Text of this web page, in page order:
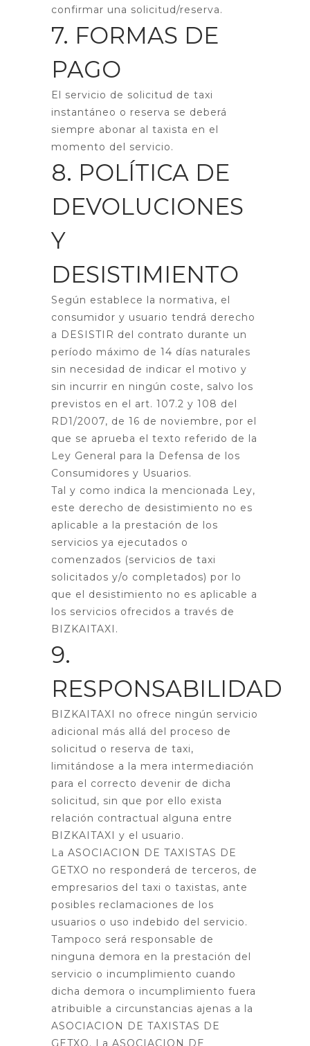
confirmar una solicitud/reserva.
7. FORMAS DE
PAGO
El servicio de solicitud de taxi
instantáneo o reserva se deberá
siempre abonar al taxista en el
momento del servicio.
8. POLÍTICA DE
DEVOLUCIONES
Y
DESISTIMIENTO
Según establece la normativa, el
consumidor y usuario tendrá derecho
a DESISTIR del contrato durante un
período máximo de 14 días naturales
sin necesidad de indicar el motivo y
sin incurrir en ningún coste, salvo los
previstos en el art. 107.2 y 108 del
RD1/2007, de 16 de noviembre, por el
que se aprueba el texto referido de la
Ley General para la Defensa de los
Consumidores y Usuarios.
Tal y como indica la mencionada Ley,
este derecho de desistimiento no es
aplicable a la prestación de los
servicios ya ejecutados o
comenzados (servicios de taxi
solicitados y/o completados) por lo
que el desistimiento no es aplicable a
los servicios ofrecidos a través de
BIZKAITAXI.
9.
RESPONSABILIDAD
BIZKAITAXI no ofrece ningún servicio
adicional más allá del proceso de
solicitud o reserva de taxi,
limitándose a la mera intermediación
para el correcto devenir de dicha
solicitud, sin que por ello exista
relación contractual alguna entre
BIZKAITAXI y el usuario.
La ASOCIACION DE TAXISTAS DE
GETXO no responderá de terceros, de
empresarios del taxi o taxistas, ante
posibles reclamaciones de los
usuarios o uso indebido del servicio.
Tampoco será responsable de
ninguna demora en la prestación del
servicio o incumplimiento cuando
dicha demora o incumplimiento fuera
atribuible a circunstancias ajenas a la
ASOCIACION DE TAXISTAS DE
GETXO. La ASOCIACION DE